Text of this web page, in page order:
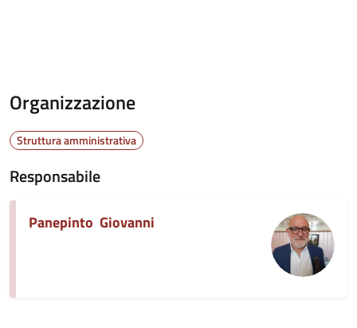
Organizzazione
Struttura amministrativa
Responsabile
Panepinto Giovanni